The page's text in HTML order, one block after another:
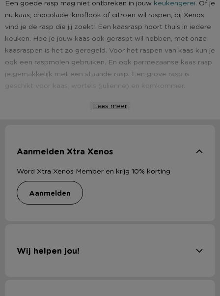
Een goede rasp mag niet ontbreken in jouw keukengerei. Of je
nu kaas, chocolade, knoflook of citroen wil raspen, bij Xenos
vind je de rasp die jij zoekt! Een kaasrasp hoort thuis in iedere
keuken. Hoe je jouw kaas ook geraspt wil hebben, met onze
kaasraspen is het zo geregeld. Voor het raspen van kaas kun je
ook een raspmolen gebruiken. En ook parmezaanse kaas rasp
je gemakkelijk met een staande rasp. Een grove rasp is
geschikt voor kaas, wortels (julienne) en komkommer.
nootmuskaat en chocolade. De schil van een citroen rasp je
je moeiteloos met een vierkante rasp. Heb jij jouw favoriete
rasp al gevonden?
natuurlijk online of in een van onze
. Altijd op de hoogte
Lees meer
Aanmelden Xtra Xenos
Word Xtra Xenos Member en krijg 10% korting
aanmelden
Wij helpen jou!